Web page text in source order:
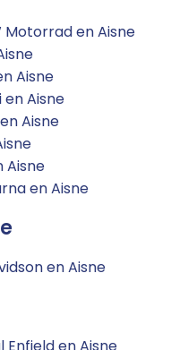
Motorrad en Aisne
Aisne
en Aisne
Aisne
Aisne
en Aisne
en Aisne
Enfield en Aisne